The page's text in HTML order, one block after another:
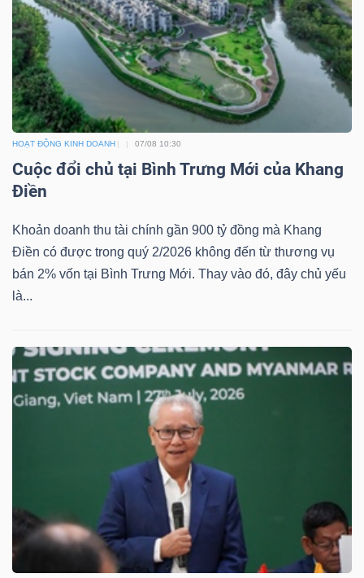
HOẠT ĐỘNG KINH DOANH 07/08 10:30
Cuộc đổi chủ tại Bình Trưng Mới của Khang
Điền
Khoản doanh thu tài chính gần 900 tỷ đồng mà Khang
Điền có được trong quý 2/2026 không đến từ thương vụ
bán 2% vốn tại Bình Trưng Mới. Thay vào đó, đây chủ yếu
là...